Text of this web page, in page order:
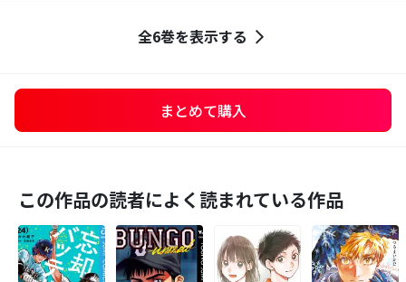
全6巻を表示する
まとめて購入
この作品の読者によく読まれている作品